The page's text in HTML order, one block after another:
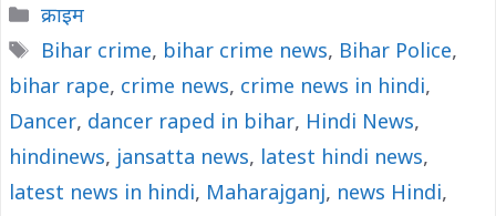
Categories
क्राइम
Tags
Bihar crime, bihar crime news, Bihar Police,
bihar rape, crime news, crime news in hindi,
Dancer, dancer raped in bihar, Hindi News,
hindinews, jansatta news, latest hindi news,
latest news in hindi, Maharajganj, news Hindi,